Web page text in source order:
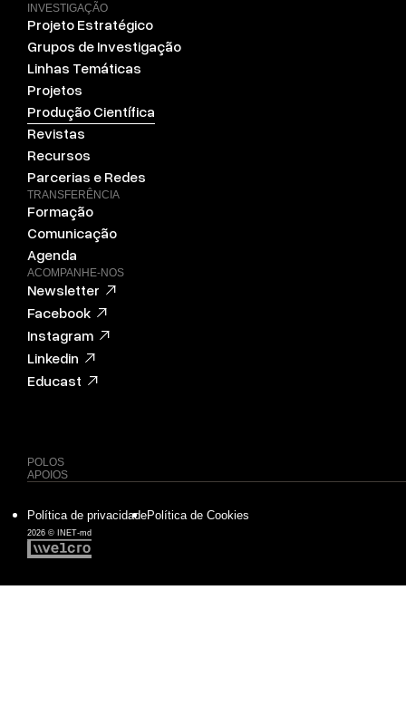
INVESTIGAÇÃO
Projeto Estratégico
Grupos de Investigação
Linhas Temáticas
Projetos
Produção Científica
Revistas
Recursos
Parcerias e Redes
TRANSFERÊNCIA
Formação
Comunicação
Agenda
ACOMPANHE-NOS
Newsletter
Facebook
Instagram
Linkedin
Educast
POLOS
APOIOS
2026 © INET-md
Política de privacidadePolítica de Cookies